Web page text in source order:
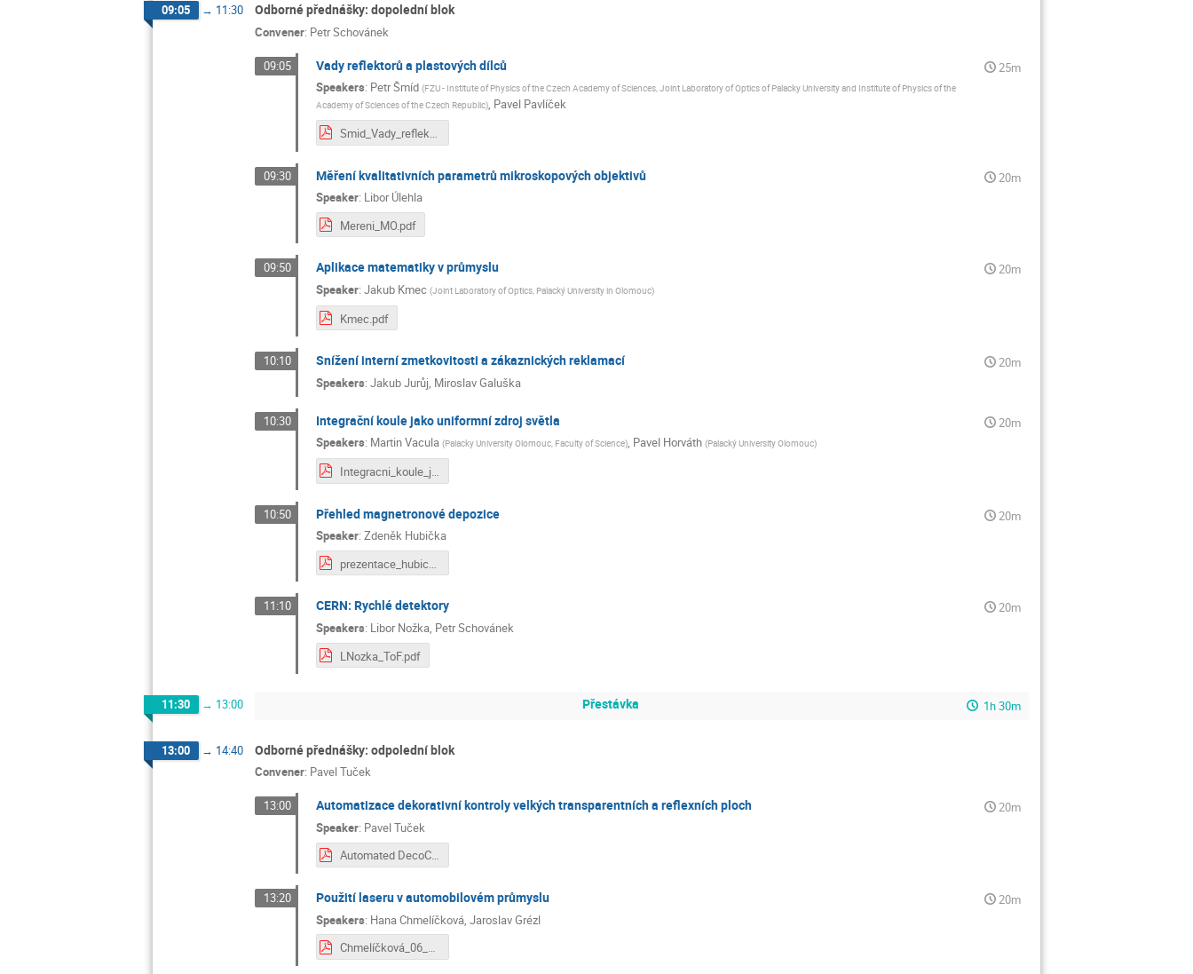
09:05 → 11:30 Odborné přednášky: dopolední blok
Convener: Petr Schovánek
09:05 Vady reflektorů a plastových dílců
25m
Speakers: Petr Šmíd (FZU - Institute of Physics of the Czech Academy of Sciences, Joint Laboratory of Optics of Palacky University and Institute of Physics of the
Academy of Sciences of the Czech Republic), Pavel Pavlíček
Smid_Vady_reflektoru_a plastovych_dilcu.pdf
09:30 Měření kvalitativních parametrů mikroskopových objektivů
20m
Speaker: Libor Úlehla
Mereni_MO.pdf
09:50 Aplikace matematiky v průmyslu
20m
Speaker: Jakub Kmec (Joint Laboratory of Optics, Palacký University in Olomouc)
Kmec.pdf
10:10 Snížení interní zmetkovitosti a zákaznických reklamací
20m
Speakers: Jakub Jurůj, Miroslav Galuška
10:30 Integrační koule jako uniformní zdroj světla
20m
Speakers: Martin Vacula (Palacky University Olomouc, Faculty of Science), Pavel Horváth (Palacký University Olomouc)
Integracni_koule_jako_uniformni_zdroj_svetla.pdf
10:50 Přehled magnetronové depozice
20m
Speaker: Zdeněk Hubička
prezentace_hubicka_IT.pdf
11:10 CERN: Rychlé detektory
20m
Speakers: Libor Nožka, Petr Schovánek
LNozka_ToF.pdf
11:30 → 13:00 Přestávka 1h 30m
13:00 → 14:40 Odborné přednášky: odpolední blok
Convener: Pavel Tuček
13:00 Automatizace dekorativní kontroly velkých transparentních a reflexních ploch
20m
Speaker: Pavel Tuček
Automated DecoCheck_public.pdf
13:20 Použití laseru v automobilovém průmyslu
20m
Speakers: Hana Chmelíčková, Jaroslav Grézl
Chmelíčková_06_10_2021.pdf